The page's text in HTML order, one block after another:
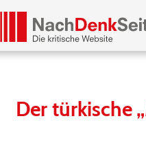
Der türkische